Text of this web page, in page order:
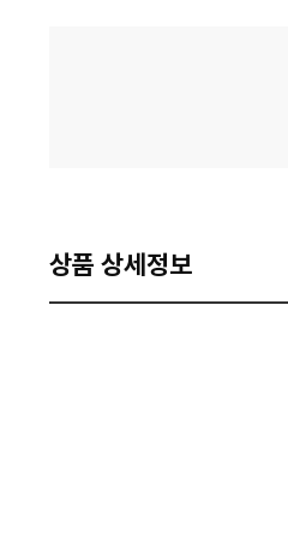
상품 상세정보